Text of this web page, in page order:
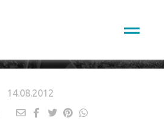
14.08.2012